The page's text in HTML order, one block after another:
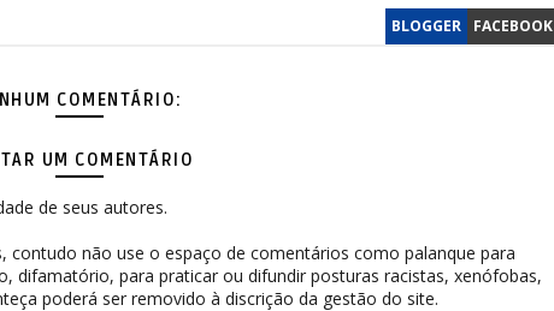
BLOGGER FACEBOOK
COMENTÁRIO:
UM COMENTÁRIO
de seus autores.
contudo não use o espaço de comentários como palanque para
difamatório, para praticar ou difundir posturas racistas, xenófobas,
poderá ser removido à discrição da gestão do site.